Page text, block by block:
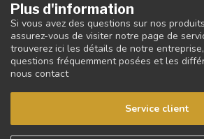
Plus d'information
Si vous avez des questions sur nos
assurez-vous de visiter notre page de
trouverez ici les détails de notre
questions fréquemment posées et les
nous contact
Service client